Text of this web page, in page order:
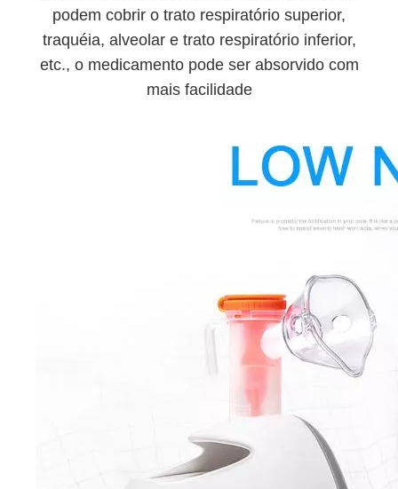
podem cobrir o trato respiratório superior,
traquéia, alveolar e trato respiratório inferior,
etc., o medicamento pode ser absorvido com
mais facilidade